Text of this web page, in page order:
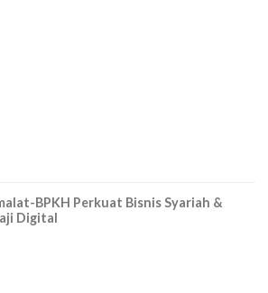
BPKH Perkuat Bisnis Syariah &
Digital